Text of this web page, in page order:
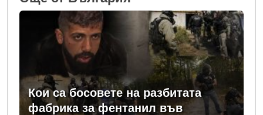
Кои са босовете на разбитата
фабрика за фентанил във